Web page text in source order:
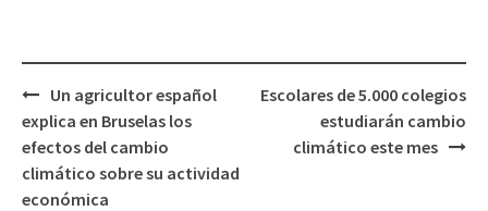
Navegación
de
entradas
Un agricultor español
explica en Bruselas los
efectos del cambio
climático sobre su actividad
económica
Escolares de 5.000 colegios
estudiarán cambio
climático este mes